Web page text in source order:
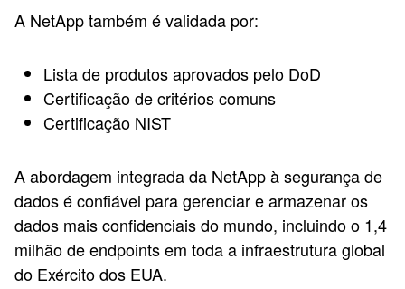
A NetApp também é validada por:
Lista de produtos aprovados pelo DoD
Certificação de critérios comuns
Certificação NIST
A abordagem integrada da NetApp à segurança de
dados é confiável para gerenciar e armazenar os
dados mais confidenciais do mundo, incluindo o 1,4
milhão de endpoints em toda a infraestrutura global
do Exército dos EUA.